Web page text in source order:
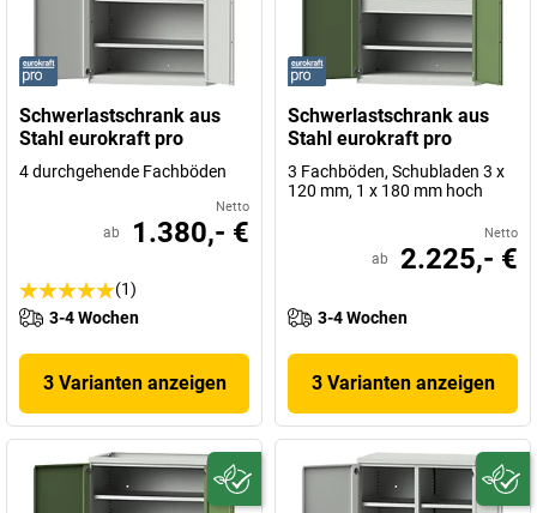
Schwerlastschrank aus
Stahl eurokraft pro
4 durchgehende Fachböden
Netto
ab 1.380,- €
(1)
3-4 Wochen
3 Varianten anzeigen
Schwerlastschrank aus
Stahl eurokraft pro
3 Fachböden, Schubladen 3 x
120 mm, 1 x 180 mm hoch
Netto
ab 2.225,- €
3-4 Wochen
3 Varianten anzeigen